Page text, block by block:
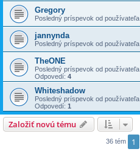
Gregory
Posledný príspevok od používateľa
jannynda
Posledný príspevok od používateľa
TheONE
Posledný príspevok od používateľa
Odpovedí: 4
Whiteshadow
Posledný príspevok od používateľa
Odpovedí: 1
Založiť novú tému
36 tém 1